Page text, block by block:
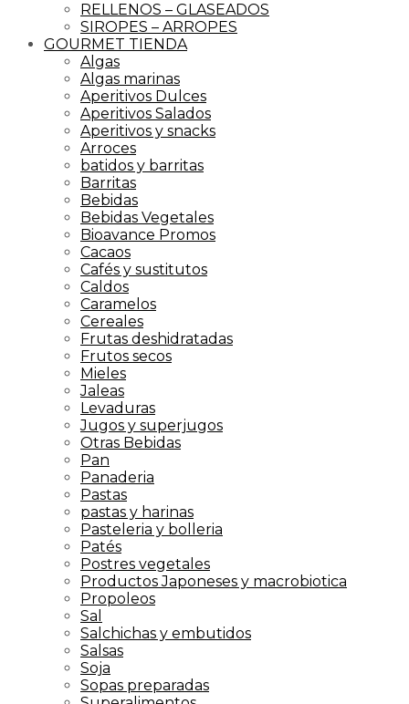
RELLENOS – GLASEADOS
SIROPES – ARROPES
GOURMET TIENDA
Algas
Algas marinas
Aperitivos Dulces
Aperitivos Salados
Aperitivos y snacks
Arroces
batidos y barritas
Barritas
Bebidas
Bebidas Vegetales
Bioavance Promos
Cacaos
Cafés y sustitutos
Caldos
Caramelos
Cereales
Frutas deshidratadas
Frutos secos
Mieles
Jaleas
Levaduras
Jugos y superjugos
Otras Bebidas
Pan
Panaderia
Pastas
pastas y harinas
Pasteleria y bolleria
Patés
Postres vegetales
Productos Japoneses y macrobiotica
Propoleos
Sal
Salchichas y embutidos
Salsas
Soja
Sopas preparadas